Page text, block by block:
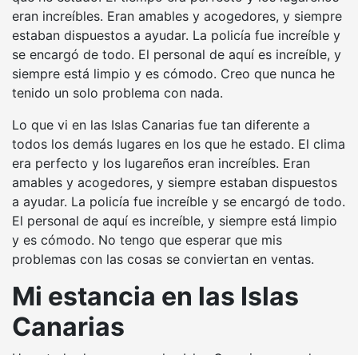
eran increíbles. Eran amables y acogedores, y siempre
estaban dispuestos a ayudar. La policía fue increíble y
se encargó de todo. El personal de aquí es increíble, y
siempre está limpio y es cómodo. Creo que nunca he
tenido un solo problema con nada.
Lo que vi en las Islas Canarias fue tan diferente a
todos los demás lugares en los que he estado. El clima
era perfecto y los lugareños eran increíbles. Eran
amables y acogedores, y siempre estaban dispuestos
a ayudar. La policía fue increíble y se encargó de todo.
El personal de aquí es increíble, y siempre está limpio
y es cómodo. No tengo que esperar que mis
problemas con las cosas se conviertan en ventas.
Mi estancia en las Islas
Canarias